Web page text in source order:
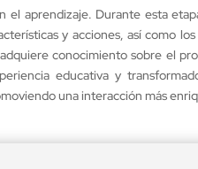
el aprendizaje. Durante esta
y acciones, así como
conocimiento sobre el
educativa y
una interacción más